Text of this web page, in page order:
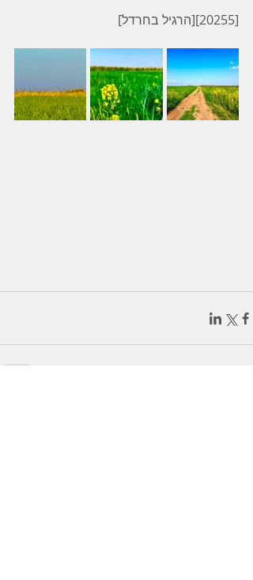
[20255][הרגיל בחרדל]